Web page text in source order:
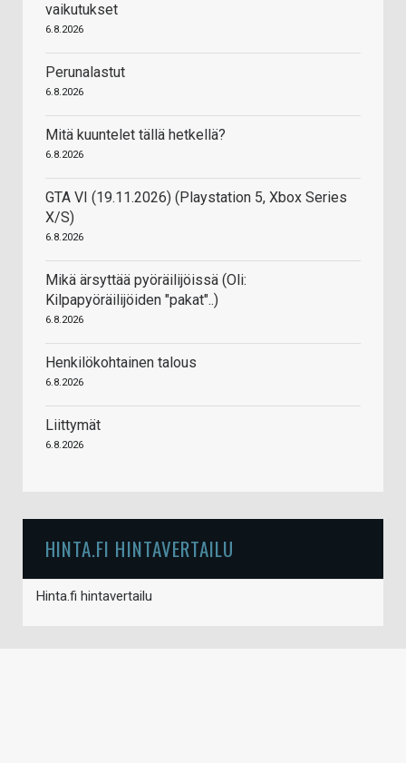
vaikutukset
6.8.2026
Perunalastut
6.8.2026
Mitä kuuntelet tällä hetkellä?
6.8.2026
GTA VI (19.11.2026) (Playstation 5, Xbox Series
X/S)
6.8.2026
Mikä ärsyttää pyöräilijöissä (Oli:
Kilpapyöräilijöiden "pakat"..)
6.8.2026
Henkilökohtainen talous
6.8.2026
Liittymät
6.8.2026
HINTA.FI HINTAVERTAILU
Hinta.fi hintavertailu